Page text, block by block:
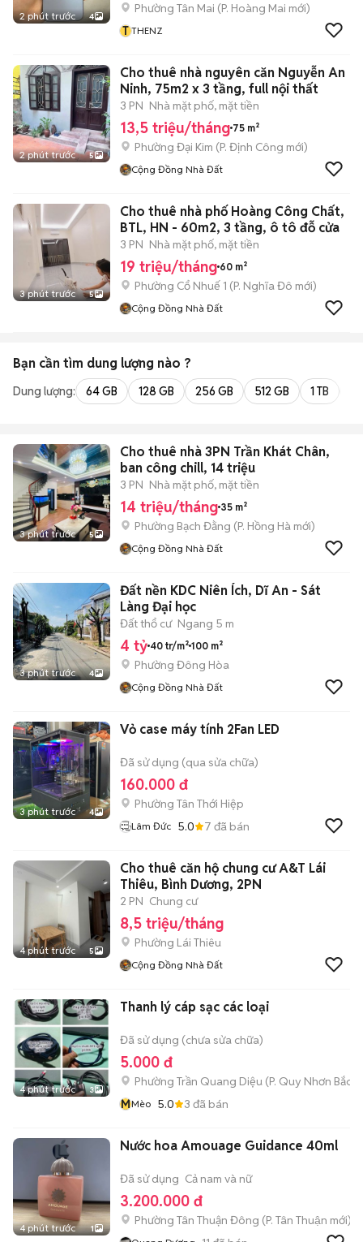
2 phút trước 4
Phường Tân Mai (P. Hoàng Mai mới)
T THENZ
2 phút trước 5
Cho thuê nhà nguyên căn Nguyễn An
Ninh, 75m2 x 3 tầng, full nội thất
3 PN Nhà mặt phố, mặt tiền
13,5 triệu/tháng 75 m²
Phường Đại Kim (P. Định Công mới)
Cộng Đồng Nhà Đất
3 phút trước 5
Cho thuê nhà phố Hoàng Công Chất,
BTL, HN - 60m2, 3 tầng, ô tô đỗ cửa
3 PN Nhà mặt phố, mặt tiền
19 triệu/tháng 60 m²
Phường Cổ Nhuế 1 (P. Nghĩa Đô mới)
Cộng Đồng Nhà Đất
Bạn cần tìm dung lượng nào ?
Dung lượng: 64 GB 128 GB 256 GB 512 GB 1 TB
3 phút trước 5
Cho thuê nhà 3PN Trần Khát Chân,
ban công chill, 14 triệu
3 PN Nhà mặt phố, mặt tiền
14 triệu/tháng 35 m²
Phường Bạch Đằng (P. Hồng Hà mới)
Cộng Đồng Nhà Đất
3 phút trước 4
Đất nền KDC Niên Ích, Dĩ An - Sát
Làng Đại học
Đất thổ cư Ngang 5 m
4 tỷ 40 tr/m² 100 m²
Phường Đông Hòa
Cộng Đồng Nhà Đất
3 phút trước 4
Vỏ case máy tính 2Fan LED
Đã sử dụng (qua sửa chữa)
160.000 đ
Phường Tân Thới Hiệp
Lâm Đức 5.0 7 đã bán
4 phút trước 5
Cho thuê căn hộ chung cư A&T Lái
Thiêu, Bình Dương, 2PN
2 PN Chung cư
8,5 triệu/tháng
Phường Lái Thiêu
Cộng Đồng Nhà Đất
4 phút trước 3
Thanh lý cáp sạc các loại
Đã sử dụng (chưa sửa chữa)
5.000 đ
Phường Trần Quang Diệu (P. Quy Nhơn Bắc
MMèo 5.0 3 đã bán
4 phút trước 1
Nước hoa Amouage Guidance 40ml
Đã sử dụng Cả nam và nữ
3.200.000 đ
Phường Tân Thuận Đông (P. Tân Thuận mới)